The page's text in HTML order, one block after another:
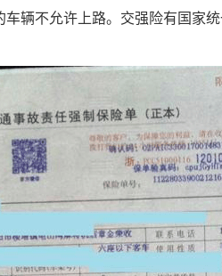
辆不允许上路。交强险有国家